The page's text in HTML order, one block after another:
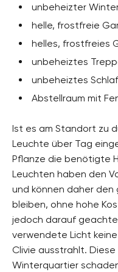
unbeheizter
helle, frostfreie
helles, frostfreies
unbeheiztes
unbeheiztes
Abstellraum mit
Ist es am Standort zu
Leuchte über Tag
Pflanze die benötigte
Leuchten haben den
und können daher
bleiben, ohne hohe
jedoch darauf
verwendete Licht
Clivie ausstrahlt.
Winterquartier